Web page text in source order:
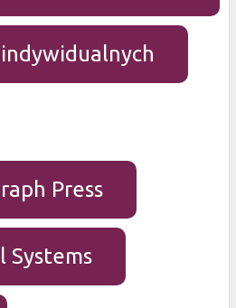
Press
Systems